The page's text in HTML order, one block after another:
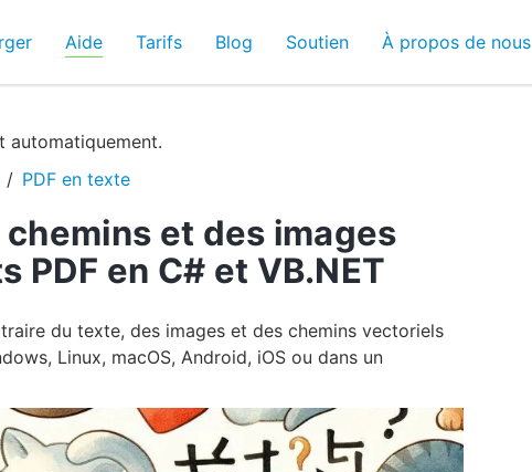
Aide Tarifs Blog Soutien À propos de nous
automatiquement.
PDF en texte
et des images
PDF en C# et VB.NET
du texte, des images et des chemins vectoriels
Linux, macOS, Android, iOS ou dans un